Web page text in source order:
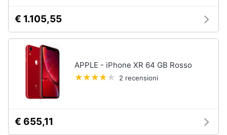
cd
dvd
Festività
ricorrenze
€ 1.105,55
APPLE - iPhone XR 64 GB Rosso
2 recensioni
€ 655,11